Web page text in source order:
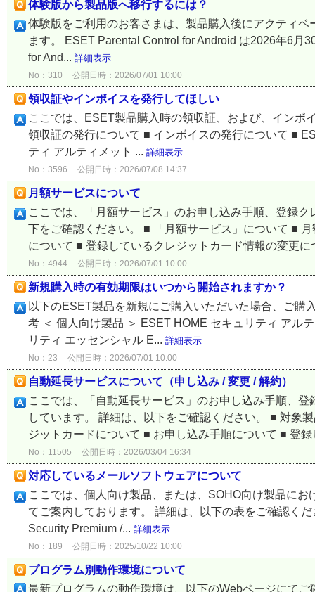
体験版から製品版へ移行するには？
体験版をご利用のお客さまは、製品購入後にアクティ
ます。 ESET Parental Control for Android は2026年6
for And... 詳細表示
No：310 公開日時：2026/07/01 10:00
領収証やインボイスを発行してほしい
ここでは、ESET製品購入時の領収証、および、イン
領収証の発行について ■ インボイスの発行について ■
ティ アルティメット ... 詳細表示
No：3596 公開日時：2026/07/08 14:37
月額サービスについて
ここでは、「月額サービス」のお申し込み手順、登録
下をご確認ください。 ■ 「月額サービス」について ■
について ■ 登録しているクレジットカード情報の変更
No：4944 公開日時：2026/07/01 10:00
新規購入時の有効期限はいつから開始されますか？
以下のESET製品を新規にご購入いただいた場合、ご購
考 ＜ 個人向け製品 ＞ ESET HOME セキュリティ アル
リティ エッセンシャル E... 詳細表示
No：23 公開日時：2026/07/01 10:00
自動延長サービスについて（申し込み / 変更 / 解約）
ここでは、「自動延長サービス」のお申し込み手順、
しています。 詳細は、以下をご確認ください。 ■ 対象
ジットカードについて ■ お申し込み手順について ■ 登
No：11505 公開日時：2026/03/04 16:34
対応しているメールソフトウェアについて
ここでは、個人向け製品、または、SOHO向け製品に
てご案内しております。 詳細は、以下の表をご確認く
Security Premium /... 詳細表示
No：189 公開日時：2025/10/22 10:00
プログラム別動作環境について
最新プログラムの動作環境は、以下のWebページにて